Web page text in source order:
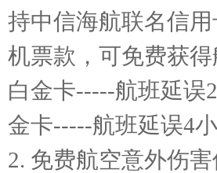
持中信海航联名信
机票款，可免费获
白金卡-----航班延误
金卡-----航班延误4
2. 免费航空意外伤